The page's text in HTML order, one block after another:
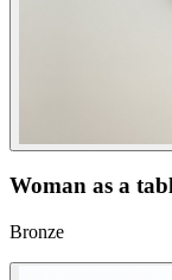
Woman as a
Bronze